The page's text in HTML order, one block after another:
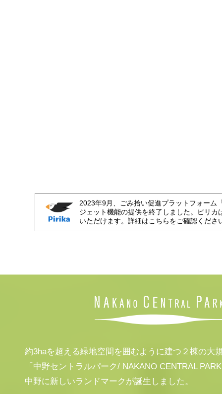
2023年9月、ごみ拾い促進プラットフォーム
ジェット機能の提供を終了しました。ピリカ
いただけます。詳細はこちらをご確認くださ
約3haを超える緑地空間を囲むように建つ２棟の大
「中野セントラルパーク/ NAKANO CENTRAL
中野に新しいランドマークが誕生しました。